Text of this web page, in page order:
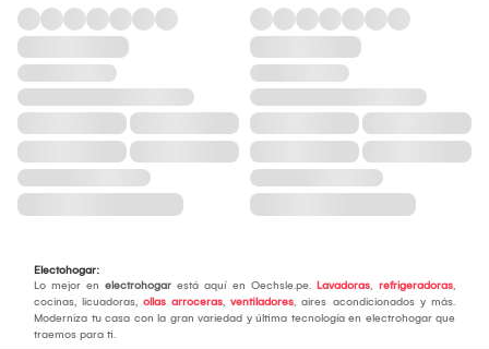
Electohogar:
Lo mejor en electrohogar está aquí en Oechsle.pe. Lavadoras, refrigeradoras,
cocinas, licuadoras, ollas arroceras, ventiladores, aires acondicionados y más.
Moderniza tu casa con la gran variedad y última tecnología en electrohogar que
traemos para ti.